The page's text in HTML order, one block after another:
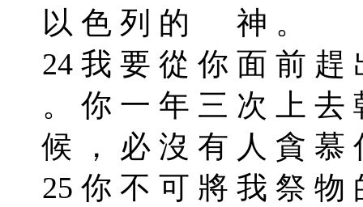
以 色 列 的 神 。
24 我 要 從 你 面 前 趕
。 你 一 年 三 次 上
候 ， 必 沒 有 人 貪
25 你 不 可 將 我 祭 物